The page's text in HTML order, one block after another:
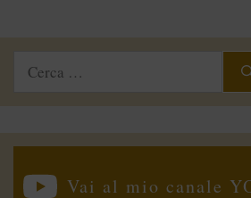
Ricerca
Vai al mio canale